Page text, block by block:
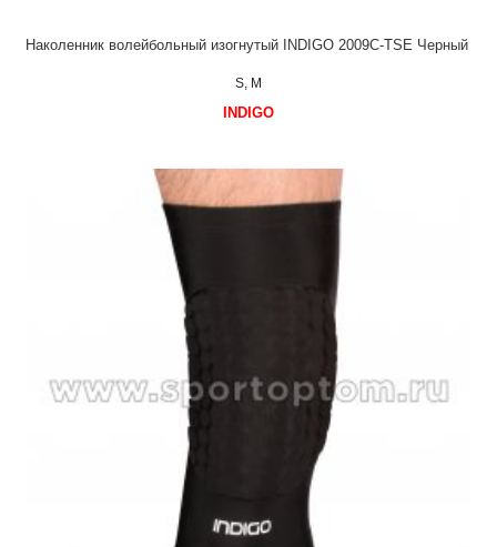
Наколенник волейбольный изогнутый INDIGO 2009С-TSE Черный
S, M
INDIGO